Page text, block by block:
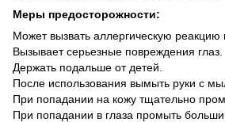
Меры предосторожности:
Может вызвать аллергическую реакцию
Вызывает серьезные повреждения глаз.
Держать подальше от детей.
После использования вымыть руки с
При попадании на кожу тщательно
При попадании в глаза промыть